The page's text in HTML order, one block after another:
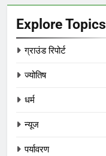
Explore Topics
ग्राउंड रिपोर्ट
ज्योतिष
धर्म
न्यूज
पर्यावरण